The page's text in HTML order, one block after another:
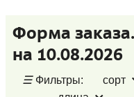
Форма
на 10.08.2026
☰ Фильтры: сорт